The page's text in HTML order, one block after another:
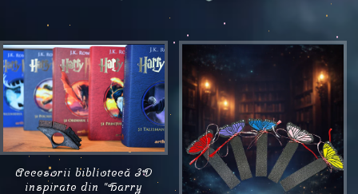
Accesorii bibliotecă 3D
inspirate din "Harry